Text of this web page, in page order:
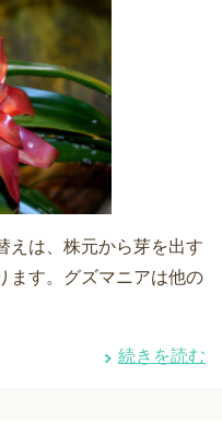
えは、株元から芽を出す
ます。グズマニアは他の
続きを読む